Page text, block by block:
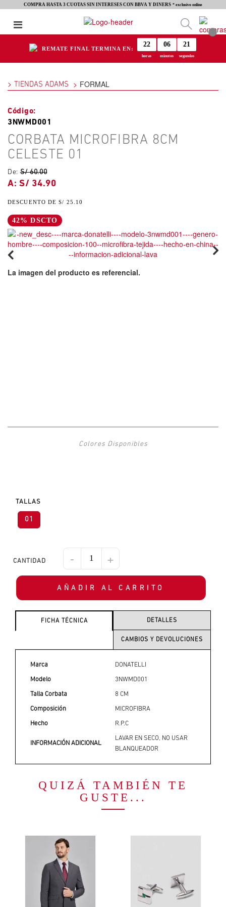
COMPRA HASTA 3 CUOTAS SIN INTERESES CON BBVA Y DINERS * exclusivo online
REMATE FINAL TERMINA EN:
22
horas
06
minutos
20
segundos
TIENDAS ADAMS FORMAL
3NWMD001
CORBATA MICROFIBRA 8CM
CELESTE 01
De:S/ 60.00
S/ 34.90
S/ 25.10
42% DSCTO
TALLAS
01
- +
AÑADIR AL CARRITO
FICHA TÉCNICA DETALLES
CAMBIOS Y DEVOLUCIONES
Marca DONATELLI
Modelo 3NWMD001
Talla Corbata 8 CM
Composición MICROFIBRA
Hecho R.P.C
INFORMACIÓN ADICIONAL
LAVAR EN SECO, NO USAR
BLANQUEADOR
QUIZÁ TAMBIÉN TE
GUSTE...